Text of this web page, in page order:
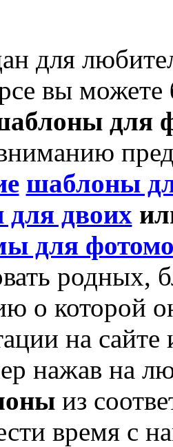
для
вы можете
для
шаблоны
для двоих
для
родных,
о которой
на сайте
нажав на
из
время с